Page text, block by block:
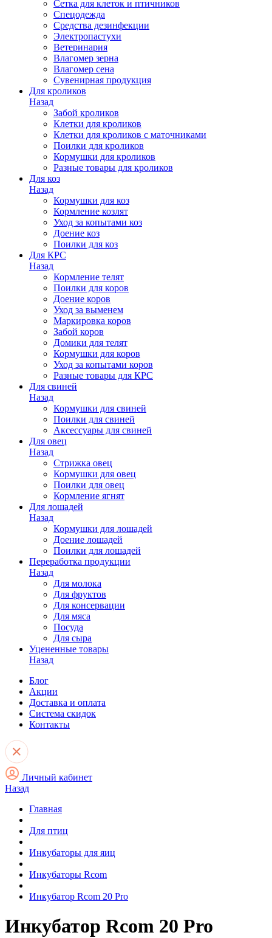
Сетка для клеток и птичников
Спецодежда
Средства дезинфекции
Электропастухи
Ветеринария
Влагомер зерна
Влагомер сена
Сувенирная продукция
Для кроликов
Назад
Забой кроликов
Клетки для кроликов
Клетки для кроликов с маточниками
Поилки для кроликов
Кормушки для кроликов
Разные товары для кроликов
Для коз
Назад
Кормушки для коз
Кормление козлят
Уход за копытами коз
Доение коз
Поилки для коз
Для КРС
Назад
Кормление телят
Поилки для коров
Доение коров
Уход за выменем
Маркировка коров
Забой коров
Домики для телят
Кормушки для коров
Уход за копытами коров
Разные товары для КРС
Для свиней
Назад
Кормушки для свиней
Поилки для свиней
Аксессуары для свиней
Для овец
Назад
Стрижка овец
Кормушки для овец
Поилки для овец
Кормление ягнят
Для лошадей
Назад
Кормушки для лошадей
Доение лошадей
Поилки для лошадей
Переработка продукции
Назад
Для молока
Для фруктов
Для консервации
Для мяса
Посуда
Для сыра
Уцененные товары
Назад
Блог
Акции
Доставка и оплата
Система скидок
Контакты
Личный кабинет
Назад
Главная
Для птиц
Инкубаторы для яиц
Инкубаторы Rcom
Инкубатор Rcom 20 Pro
Инкубатор Rcom 20 Pro